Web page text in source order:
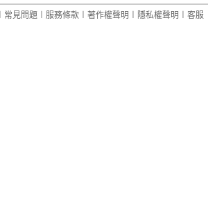
常見問題 服務條款 著作權聲明 隱私權聲明 客服